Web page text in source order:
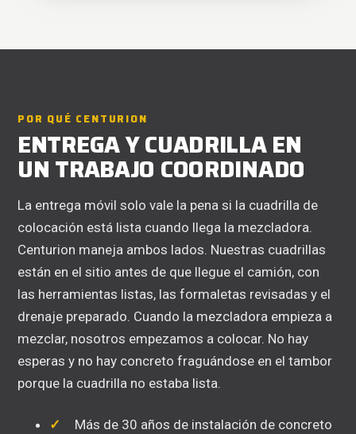
POR QUÉ CENTURION
ENTREGA Y CUADRILLA EN
UN TRABAJO COORDINADO
La entrega móvil solo vale la pena si la cuadrilla de
colocación está lista cuando llega la mezcladora.
Centurion maneja ambos lados. Nuestras cuadrillas
están en el sitio antes de que llegue el camión, con
las herramientas listas, las formaletas revisadas y el
drenaje preparado. Cuando la mezcladora empieza a
mezclar, nosotros empezamos a colocar. No hay
esperas y no hay concreto fraguándose en el tambor
porque la cuadrilla no estaba lista.
Más de 30 años de instalación de concreto